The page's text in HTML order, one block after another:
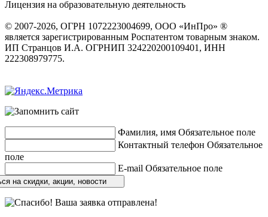
Лицензия на образовательную деятельность
© 2007-2026, ОГРН 1072223004699, ООО «ИнПро» ®
является зарегистрированным Роспатентом товарным знаком.
ИП Странцов И.А. ОГРНИП 324220200109401, ИНН
222308979775.
Фамилия, имя Обязательное поле
Контактный телефон Обязательное
поле
E-mail Обязательное поле
на скидки, акции, новости